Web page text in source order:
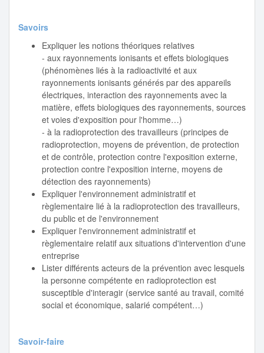
Savoirs
Expliquer les notions théoriques relatives
- aux rayonnements ionisants et effets biologiques
(phénomènes liés à la radioactivité et aux
rayonnements ionisants générés par des appareils
électriques, interaction des rayonnements avec la
matière, effets biologiques des rayonnements, sources
et voies d'exposition pour l'homme…)
- à la radioprotection des travailleurs (principes de
radioprotection, moyens de prévention, de protection
et de contrôle, protection contre l'exposition externe,
protection contre l'exposition interne, moyens de
détection des rayonnements)
Expliquer l'environnement administratif et
règlementaire lié à la radioprotection des travailleurs,
du public et de l'environnement
Expliquer l'environnement administratif et
règlementaire relatif aux situations d'intervention d'une
entreprise
Lister différents acteurs de la prévention avec lesquels
la personne compétente en radioprotection est
susceptible d'interagir (service santé au travail, comité
social et économique, salarié compétent…)
Savoir-faire